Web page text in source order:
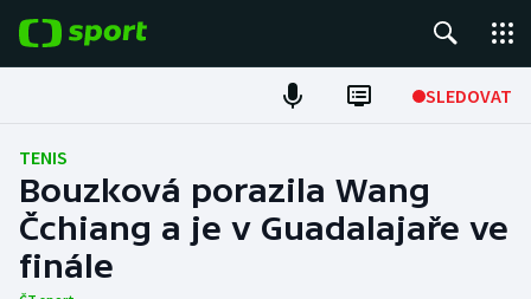
SLEDOVAT
Fotbal
Hokej
Tenis
TENIS
Bouzková porazila Wang
Čchiang a je v Guadalajaře ve
finále